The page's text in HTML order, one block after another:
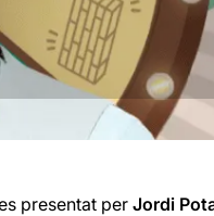
presentat per Jordi